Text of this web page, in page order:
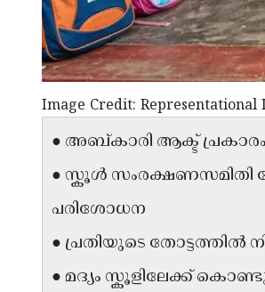
Image Credit: Representational
● അബ്കാരി ആക്ട്
● സ്കൂൾ
പരിശോധന
● പ്രതിയുടെ തോട്ടത്തിൽ
● മദ്യം സ്കൂളിലേക്ക്